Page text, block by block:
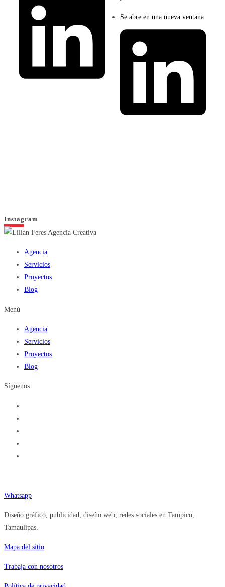
Se abre en una nueva ventana
Instagram
Agencia
Servicios
Proyectos
Blog
Menú
Agencia
Servicios
Proyectos
Blog
Síguenos
Whatsapp
Diseño gráfico, publicidad, diseño web, redes sociales en Tampico,
Tamaulipas.
Mapa del sitio
Trabaja con nosotros